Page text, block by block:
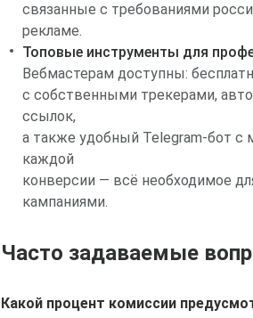
связанные с требованиями
рекламе.
Топовые инструменты для
Вебмастерам доступны:
с собственными трекерами,
ссылок,
а также удобный Telegram-бот
каждой
конверсии — всё необходимое
кампаниями.
Часто задаваемые
Какой процент комиссии